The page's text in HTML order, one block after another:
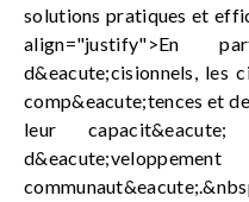
solutions pratiques et
align="justify">En
d&eacute;cisionnels, les
comp&eacute;tences et
leur